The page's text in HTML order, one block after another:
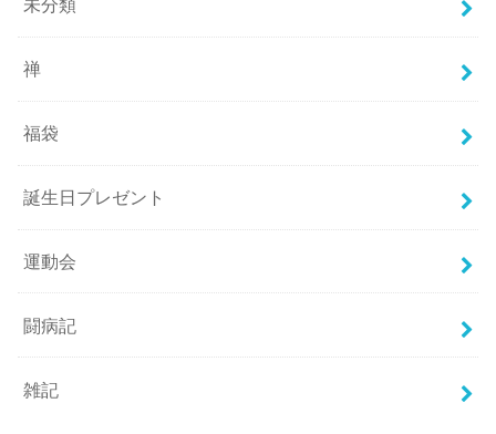
未分類
禅
福袋
誕生日プレゼント
運動会
闘病記
雑記